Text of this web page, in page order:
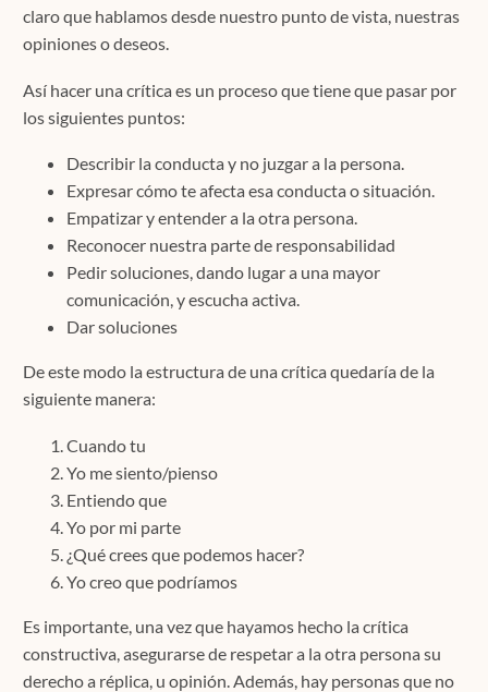
claro que hablamos desde nuestro punto de vista, nuestras
opiniones o deseos.
Así hacer una crítica es un proceso que tiene que pasar por
los siguientes puntos:
Describir la conducta y no juzgar a la persona.
Expresar cómo te afecta esa conducta o situación.
Empatizar y entender a la otra persona.
Reconocer nuestra parte de responsabilidad
Pedir soluciones, dando lugar a una mayor
comunicación, y escucha activa.
Dar soluciones
De este modo la estructura de una crítica quedaría de la
siguiente manera:
Cuando tu
Yo me siento/pienso
Entiendo que
Yo por mi parte
¿Qué crees que podemos hacer?
Yo creo que podríamos
Es importante, una vez que hayamos hecho la crítica
constructiva, asegurarse de respetar a la otra persona su
derecho a réplica, u opinión. Además, hay personas que no